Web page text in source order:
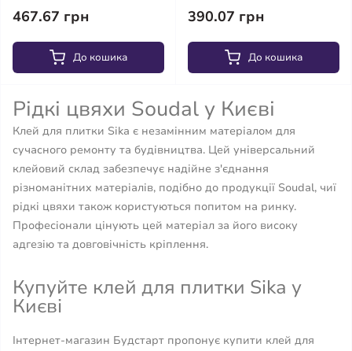
467.67 грн
До кошика
390.07 грн
До кошика
Рідкі цвяхи Soudal у Києві
Клей для плитки Sika є незамінним матеріалом для
сучасного ремонту та будівництва. Цей універсальний
клейовий склад забезпечує надійне з'єднання
різноманітних матеріалів, подібно до продукції Soudal, чиї
рідкі цвяхи також користуються попитом на ринку.
Професіонали цінують цей матеріал за його високу
адгезію та довговічність кріплення.
Купуйте клей для плитки Sika у
Києві
Інтернет-магазин Будстарт пропонує купити клей для